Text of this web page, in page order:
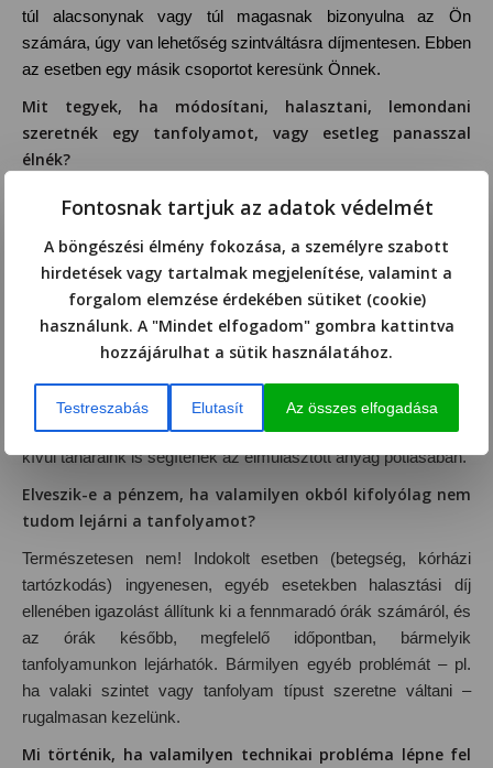
túl alacsonynak vagy túl magasnak bizonyulna az Ön
számára, úgy van lehetőség szintváltásra díjmentesen. Ebben
az esetben egy másik csoportot keresünk Önnek.
Mit tegyek, ha módosítani, halasztani, lemondani
szeretnék egy tanfolyamot, vagy esetleg panasszal
élnék?
Amennyiben bármilyen hivatalos változtatást szeretne tenni
szerződésében vagy panaszt szeretne tenni, kérjük minden
esetben legyen kedves azt írásban jelezni az alábbi e-mail
címen:euro-nyelviskola@euro-nyelviskola.huIskolánk
legkésőbb5 munkanaponbelül válaszol.
Mi történik akkor, ha nem tudok bemenni valamelyik
A hiányzás egyéni felelősség. Amennyiben megoldható, online
is van lehetőség becsatlakozni az egyes tanórákba. Ezen
kívül tanáraink is segítenek az elmulasztott anyag pótlásában.
Elveszik-e a pénzem, ha valamilyen okból kifolyólag nem
tudom lejárni a tanfolyamot?
Természetesen nem! Indokolt esetben (betegség, kórházi
tartózkodás) ingyenesen, egyéb esetekben halasztási díj
ellenében igazolást állítunk ki a fennmaradó órák számáról, és
az órák később, megfelelő időpontban, bármelyik
tanfolyamunkon lejárhatók. Bármilyen egyéb problémát – pl.
ha valaki szintet vagy tanfolyam típust szeretne váltani –
rugalmasan kezelünk.
Mi történik, ha valamilyen technikai probléma lépne fel
Fontosnak tartjuk az adatok védelmét
A böngészési élmény fokozása, a személyre szabott
hirdetések vagy tartalmak megjelenítése, valamint a
forgalom elemzése érdekében sütiket (cookie)
használunk. A "Mindet elfogadom" gombra kattintva
hozzájárulhat a sütik használatához.
Testreszabás Elutasít Az összes elfogadása